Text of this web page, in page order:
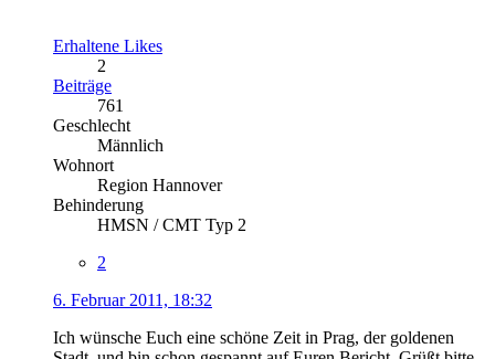
Erhaltene Likes
2
Beiträge
761
Geschlecht
Männlich
Wohnort
Region Hannover
Behinderung
HMSN / CMT Typ 2
2
6. Februar 2011, 18:32
Ich wünsche Euch eine schöne Zeit in Prag, der goldenen